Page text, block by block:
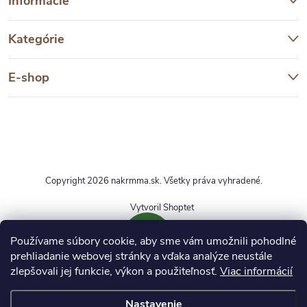
Používame súbory cookie, aby sme vám umožnili pohodlné
prehliadanie webovej stránky a vďaka analýze neustále
zlepšovali jej funkcie, výkon a použiteľnosť. Viac informácií
DOPRAVA ZDARMA
Kategórie
E-shop
Vytvoril Shoptet
Copyright 2026 nakrmma.sk. Všetky práva vyhradené.